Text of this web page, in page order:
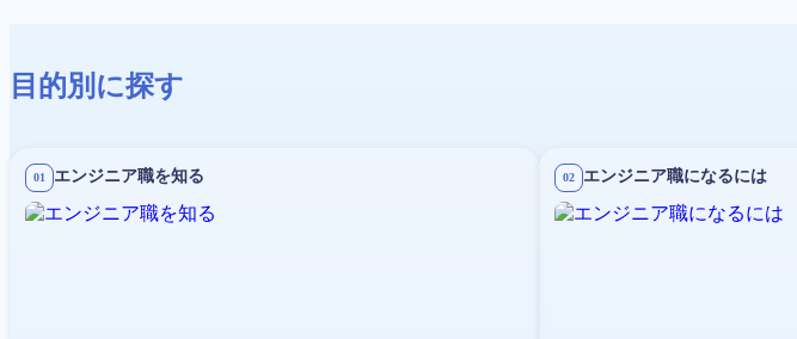
目的別に探す
01 エンジニア職を知る 02 エンジニア職になるには